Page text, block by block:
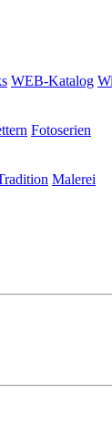
WEB-Katalog
Fotoserien
Malerei